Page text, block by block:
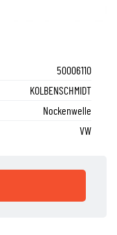
50006110
KOLBENSCHMIDT
Nockenwelle
VW